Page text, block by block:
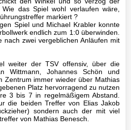
Wie das Spiel wohl verlaufen wäre,
markiert ?
Spiel und Michael Krabler konnte
endlich zum 1:0 überwinden.
nach zwei vergeblichen Anläufen mit
weiter der TSV offensiv, über die
Wittmann, Johannes Schön und
Zentrum immer wieder über Mathias
Platz hervorragend zu nutzen
3 bis 7 in regelmäßigem Abstand.
die beiden Treffer von Elias Jakob
sondern auch der mit viel
von Mathias Benesch.